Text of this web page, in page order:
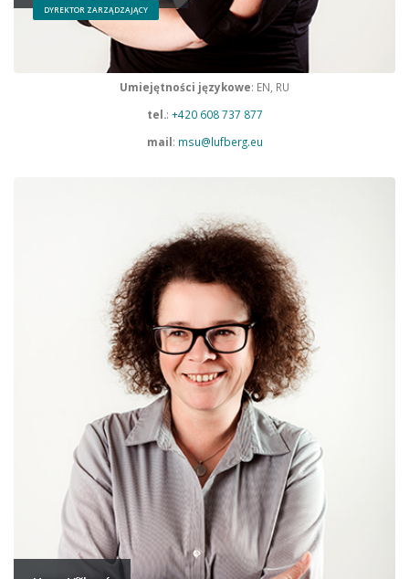
DYREKTOR ZARZĄDZAJĄCY
Umiejętności językowe: EN, RU
tel.: +420 608 737 877
mail: msu@lufberg.eu